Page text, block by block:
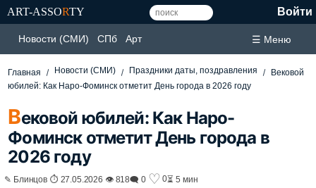
ART-ASSORTY Войти
Новости (СМИ) СПб Арт ☰ Меню
Главная Новости (СМИ) Праздники даты, поздравления
Вековой
юбилей: Как Наро-Фоминск отметит День города в 2026 году
Вековой юбилей: Как Наро-
Фоминск отметит День города в
2026 году
✎ Блинцов ⏱ 27.05.2026 👁 818🗨 0 ♡ 0⏳ 5 мин